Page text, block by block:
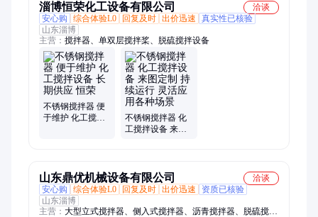
淄博恒荣化工设备有限公司
洽谈
安心购
综合体验L0 回复及时 出价迅速
真实性已核验
山东淄博
主营： 搅拌器、单双层搅拌桨、脱硫搅拌设备
不锈钢搅拌器 便
于维护 化工搅拌
不锈钢搅拌器 化
工搅拌设备 来图
山东鼎优机械设备有限公司
洽谈
安心购
综合体验L0 回复及时 出价迅速
资质已核验
山东淄博
主营： 大型立式搅拌器、侧入式搅拌器、沥青搅拌器、脱硫搅拌